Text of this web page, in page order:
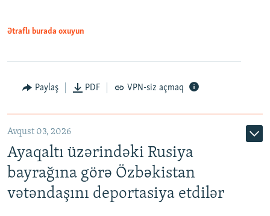
Ətraflı burada oxuyun
Paylaş PDF VPN-siz açmaq
Avqust 03, 2026
Ayaqaltı üzərindəki Rusiya
bayrağına görə Özbəkistan
vətəndaşını deportasiya etdilər